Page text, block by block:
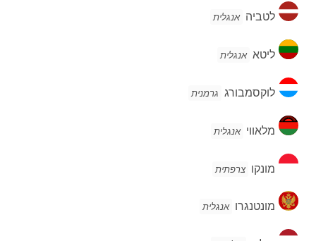
לטביה
לטביה אנגלית
ליטא
ליטא אנגלית
לוקסמבורג
לוקסמבורג גרמנית
מלאווי
מלאווי אנגלית
מונקו
מונקו צרפתית
מונטנגרו
מונטנגרו אנגלית
הולנד